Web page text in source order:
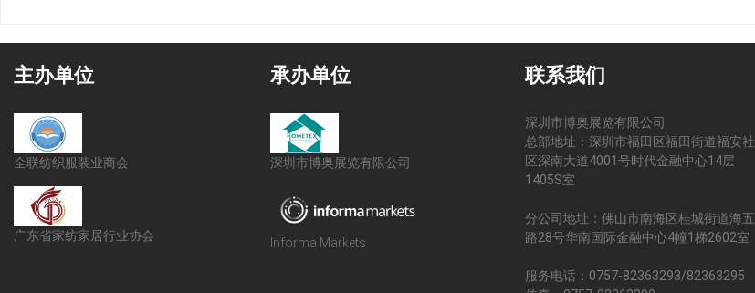
主办单位
全联纺织服装业商会
广东省家纺家居行业协会
承办单位
深圳市博奥展览有限公司
Informa Markets
联系我们
深圳市博奥展览有限公司
总部地址：深圳市福田区福田街道福安社
区深南大道4001号时代金融中心14层
1405S室
分公司地址：佛山市南海区桂城街道海五
路28号华南国际金融中心4幢1梯2602室
服务电话：0757-82363293/82363295